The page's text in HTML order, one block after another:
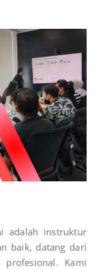
adalah instruktur
baik, datang dari
profesional. Kami